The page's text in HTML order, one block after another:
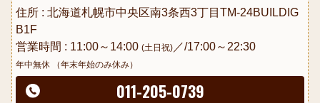
住所 : 北海道札幌市中央区南3条西3丁目TM-24BUILDIG
B1F
営業時間 : 11:00～14:00 (土日祝) ／/17:00～22:30
年中無休 （年末年始のみ休み）
011-205-0739